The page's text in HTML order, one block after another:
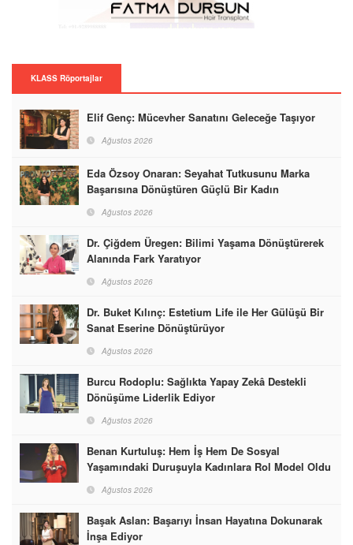
KLASS Röportajlar
Elif Genç: Mücevher Sanatını Geleceğe Taşıyor
Ağustos 2026
Eda Özsoy Onaran: Seyahat Tutkusunu Marka
Başarısına Dönüştüren Güçlü Bir Kadın
Ağustos 2026
Dr. Çiğdem Üregen: Bilimi Yaşama Dönüştürerek
Alanında Fark Yaratıyor
Ağustos 2026
Dr. Buket Kılınç: Estetium Life ile Her Gülüşü Bir
Sanat Eserine Dönüştürüyor
Ağustos 2026
Burcu Rodoplu: Sağlıkta Yapay Zekâ Destekli
Dönüşüme Liderlik Ediyor
Ağustos 2026
Benan Kurtuluş: Hem İş Hem De Sosyal
Yaşamındaki Duruşuyla Kadınlara Rol Model Oldu
Ağustos 2026
Başak Aslan: Başarıyı İnsan Hayatına Dokunarak
İnşa Ediyor